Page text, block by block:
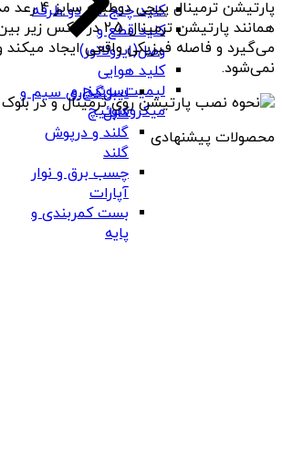
کلید چنج آور دو طرفه
کلید قطع و
وصل(ایزولاتور)
کلید هوایی
لیمیت‌سوئیچ و
میکروسوئیچ
لیبل‌گذاری سیم و
کابل
گلند و درپوش
گلند
چسب برق و نوار
آپارات
بست کمربندی و
پایه
همانند پارتیشن ترمینال 2.5
می‌گیرد و فاصله فیزیکی واقعی ایجاد
نمی‌شود.
محصولات پیشنهادی